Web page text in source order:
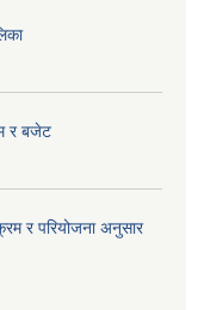
र बजेट
र परियोजना अनुसार